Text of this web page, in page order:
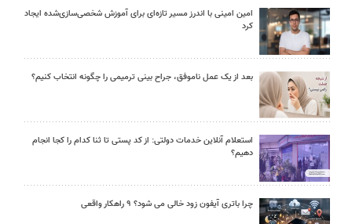
امین امینی با اندرز مسیر تازه‌ای برای آموزش شخصی‌سازی‌شده ایجاد
کرد
بعد از یک عمل ناموفق، جراح بینی ترمیمی را چگونه انتخاب کنیم؟
استعلام آنلاین خدمات دولتی: از کد پستی تا ثنا کدام را کجا انجام
دهیم؟
چرا باتری آیفون زود خالی می شود؟ ۹ راهکار واقعی